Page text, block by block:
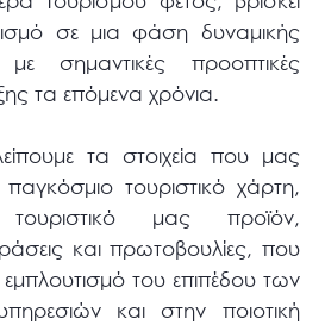
σε μια φάση δυναμικής
σημαντικές προοπτικές
τα επόμενα χρόνια.
τα στοιχεία που μας
τουριστικό χάρτη,
μας προϊόν,
και πρωτοβουλίες, που
του επιπέδου των
και στην ποιοτική